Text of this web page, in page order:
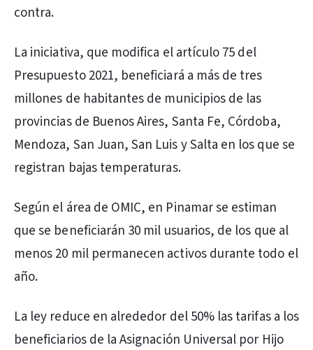
contra.
La iniciativa, que modifica el artículo 75 del
Presupuesto 2021, beneficiará a más de tres
millones de habitantes de municipios de las
provincias de Buenos Aires, Santa Fe, Córdoba,
Mendoza, San Juan, San Luis y Salta en los que se
registran bajas temperaturas.
Según el área de OMIC, en Pinamar se estiman
que se beneficiarán 30 mil usuarios, de los que al
menos 20 mil permanecen activos durante todo el
año.
La ley reduce en alrededor del 50% las tarifas a los
beneficiarios de la Asignación Universal por Hijo